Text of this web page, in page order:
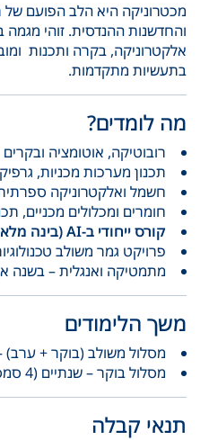
מכטרוניקה היא הלב הפועם של
והחדשנות ההנדסית. זוהי
אלקטרוניקה, בקרה ותכנות
בתעשיות מתקדמות.
מה לומדים?
רובוטיקה, אוטומציה
תכנון מערכות מכניות,
חשמל ואלקטרוניקה
חומרים ומכלולים מכניים,
קורס ייחודי ב-AI (בינה מלאכותית) ליישומים תעשייתיים.
פרויקט גמר משולב
מתמטיקה ואנגלית – בשנה
משך הלימודים
מסלול משולב (בוקר + ערב) – 3
מסלול בוקר – שנתיים (4 סמסטרים).
תנאי קבלה